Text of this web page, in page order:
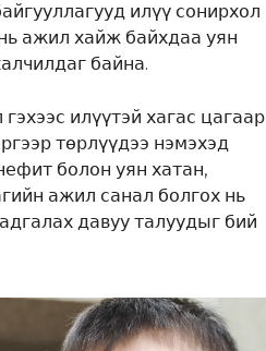
илүү сонирхол
ажил хайж байхдаа уян
байна.
илүүтэй хагас цагаар
төрлүүдээ нэмэхэд
болон уян хатан,
ажил санал болгох нь
давуу талуудыг бий